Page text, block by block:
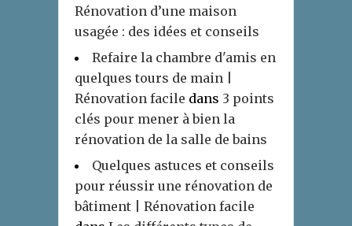
Rénovation d’une maison
usagée : des idées et conseils
Refaire la chambre d'amis en
quelques tours de main |
Rénovation facile dans 3 points
clés pour mener à bien la
rénovation de la salle de bains
Quelques astuces et conseils
pour réussir une rénovation de
bâtiment | Rénovation facile